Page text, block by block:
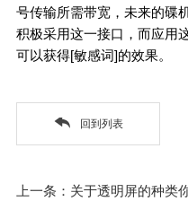
号传输所需带宽，未来的碟
积极采用这一接口，而应用
可以获得[敏感词]的效果。
回到列表
上一条：关于透明屏的种类